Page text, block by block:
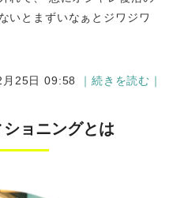
いとまずいなぁとジワジワ
25日 09:58 ｜続きを読む｜
ショニングとは